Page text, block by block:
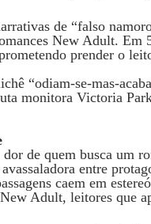
de “falso
New Adult.
prender o
monitora Victoria
dor de quem busca um
entre
caem em
Adult, leitores que